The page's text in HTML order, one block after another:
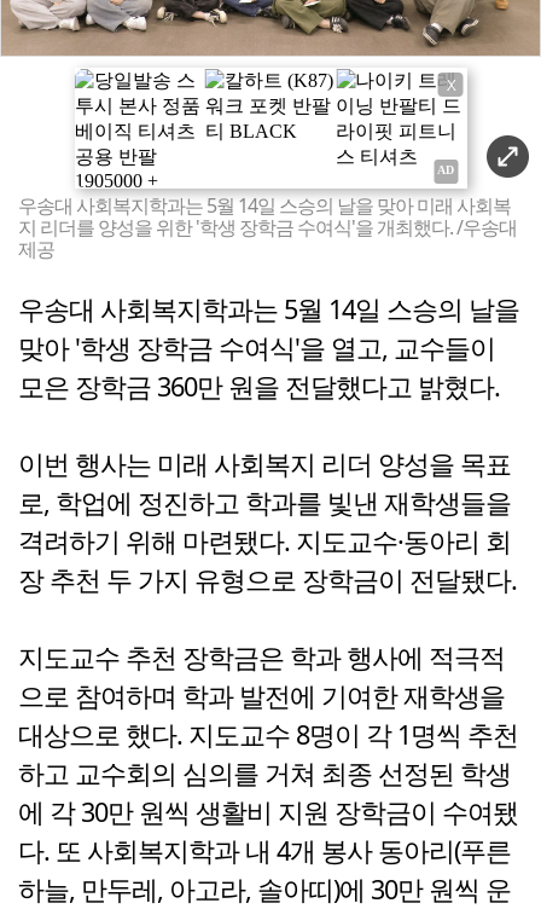
X
우송대 사회복지학과는 5월 14일 스승의 날을 맞아 미래 사회복
지 리더를 양성을 위한 '학생 장학금 수여식'을 개최했다. /우송대
제공
우송대 사회복지학과는 5월 14일 스승의 날을
맞아 '학생 장학금 수여식'을 열고, 교수들이
모은 장학금 360만 원을 전달했다고 밝혔다.
이번 행사는 미래 사회복지 리더 양성을 목표
로, 학업에 정진하고 학과를 빛낸 재학생들을
격려하기 위해 마련됐다. 지도교수·동아리 회
장 추천 두 가지 유형으로 장학금이 전달됐다.
지도교수 추천 장학금은 학과 행사에 적극적
으로 참여하며 학과 발전에 기여한 재학생을
대상으로 했다. 지도교수 8명이 각 1명씩 추천
하고 교수회의 심의를 거쳐 최종 선정된 학생
에 각 30만 원씩 생활비 지원 장학금이 수여됐
다. 또 사회복지학과 내 4개 봉사 동아리(푸른
하늘, 만두레, 아고라, 솔아띠)에 30만 원씩 운